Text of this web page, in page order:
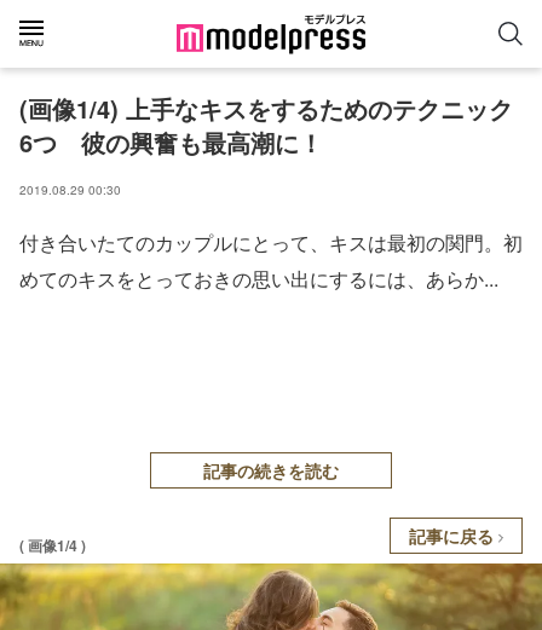
(画像1/4) 上手なキスをするためのテクニック
6つ 彼の興奮も最高潮に！
2019.08.29 00:30
付き合いたてのカップルにとって、キスは最初の関門。初
めてのキスをとっておきの思い出にするには、あらか...
記事の続きを読む
( 画像1/4 ) 記事に戻る